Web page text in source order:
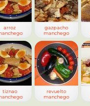
arroz
gazpacho
manchego
tiznao
revuelto
manchego